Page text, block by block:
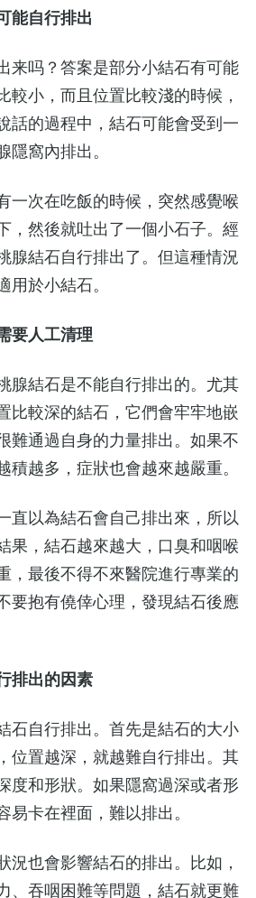
能自行排出
来吗？答案是部分小結石有可能
較小，而且位置比較淺的時候，
話的過程中，結石可能會受到一
隱窩內排出。
一次在吃飯的時候，突然感覺喉
，然後就吐出了一個小石子。經
腺結石自行排出了。但這種情況
用於小結石。
要人工清理
腺結石是不能自行排出的。尤其
比較深的結石，它們會牢牢地嵌
難通過自身的力量排出。如果不
積越多，症狀也會越來越嚴重。
直以為結石會自己排出來，所以
果，結石越來越大，口臭和咽喉
，最後不得不來醫院進行專業的
要抱有僥倖心理，發現結石後應
排出的因素
石自行排出。首先是結石的大小
位置越深，就越難自行排出。其
度和形狀。如果隱窩過深或者形
易卡在裡面，難以排出。
況也會影響結石的排出。比如，
、吞咽困難等問題，結石就更難